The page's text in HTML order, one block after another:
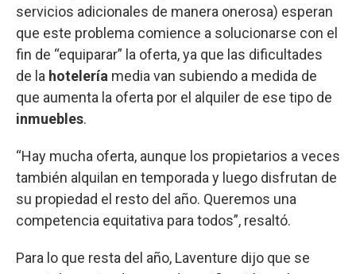
servicios adicionales de manera onerosa) esperan
que este problema comience a solucionarse con el
fin de “equiparar” la oferta, ya que las dificultades
de la hotelería media van subiendo a medida de
que aumenta la oferta por el alquiler de ese tipo de
inmuebles.
“Hay mucha oferta, aunque los propietarios a veces
también alquilan en temporada y luego disfrutan de
su propiedad el resto del año. Queremos una
competencia equitativa para todos”, resaltó.
Para lo que resta del año, Laventure dijo que se